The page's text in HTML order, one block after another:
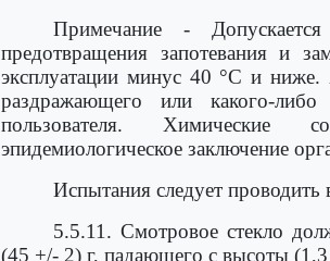
Примечание -
предотвращения запотевания и
эксплуатации минус 40 °С и ниже.
раздражающего или какого-
пользователя. Химические
эпидемиологическое заключение
Испытания следует
5.5.11. Смотровое стекло
(45 +/- 2) г, падающего с высоты